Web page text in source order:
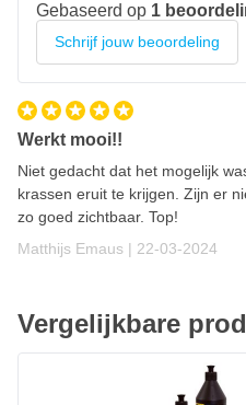
Gebaseerd op 1
Schrijf jouw beoordeling
Werkt mooi!!
Niet gedacht dat het mogelijk
krassen eruit te krijgen. Zijn er
zo goed zichtbaar. Top!
Matthijs Emaus | 22 maart 2024
22-03-2024
Vergelijkbare
MIRKA Polarshine E3 Glass